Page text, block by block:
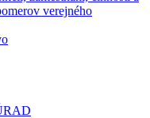
verejného